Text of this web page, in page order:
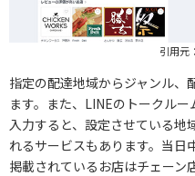
引用元：
指定の配達地域からジャンル、
ます。また、LINEのトークル
入力すると、設定させている地
れるサービスもあります。当日
掲載されているお店はチェーン